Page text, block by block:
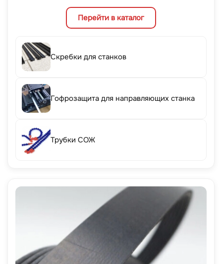
Перейти в каталог
Скребки для станков
Гофрозащита для направляющих станка
Трубки СОЖ